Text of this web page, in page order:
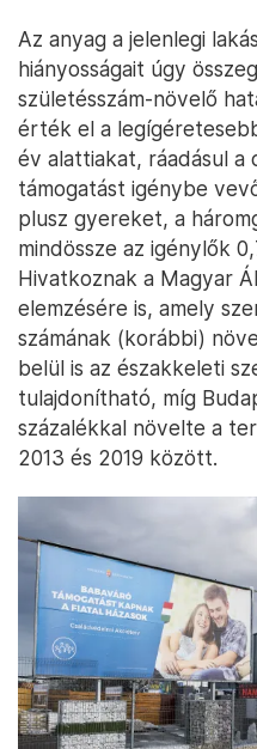
Az anyag a jelenlegi
hiányosságait úgy
születésszám-növelő
érték el a
év alattiakat, ráadásul a
támogatást igénybe
plusz gyereket, a
mindössze az igénylők
Hivatkoznak a Magyar
elemzésére is, amely
számának (korábbi)
belül is az északkeleti
tulajdonítható, míg
százalékkal növelte a
2013 és 2019 között.